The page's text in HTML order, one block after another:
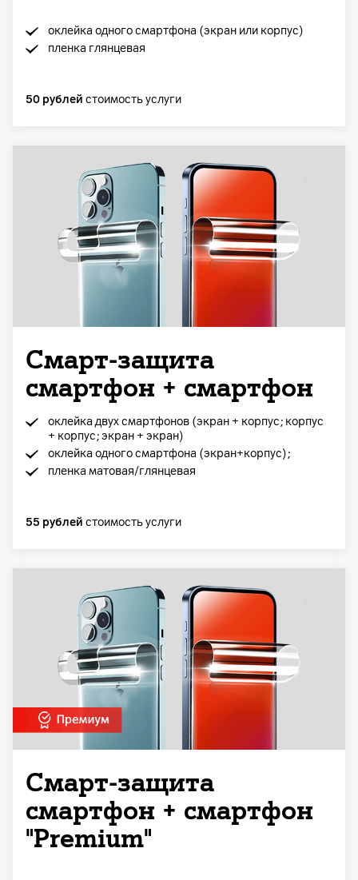
оклейка одного смартфона (экран или корпус)
пленка глянцевая
50 рублей стоимость услуги
Смарт-защита
смартфон + смартфон
оклейка двух смартфонов (экран + корпус; корпус
+ корпус; экран + экран)
оклейка одного смартфона (экран+корпус);
пленка матовая/глянцевая
55 рублей стоимость услуги
Смарт-защита
смартфон + смартфон
"Premium"